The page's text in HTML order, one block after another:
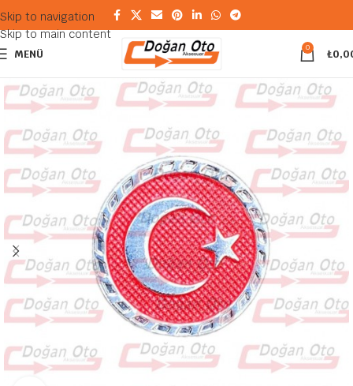
Skip to navigation
Skip to main content
MENÜ 0 ₺